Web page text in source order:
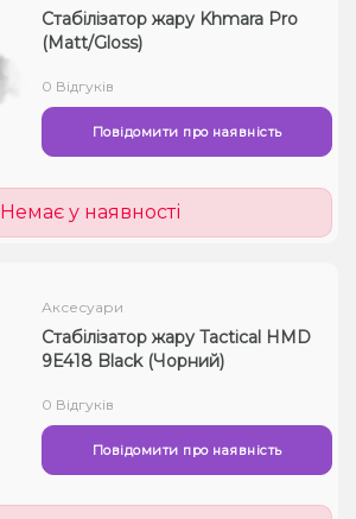
Стабілізатор жару Khmara Pro
(Matt/Gloss)
0 Відгуків
Повідомити про наявність
Немає у наявності
Аксесуари
Стабілізатор жару Tactical HMD
9E418 Black (Чорний)
0 Відгуків
Повідомити про наявність